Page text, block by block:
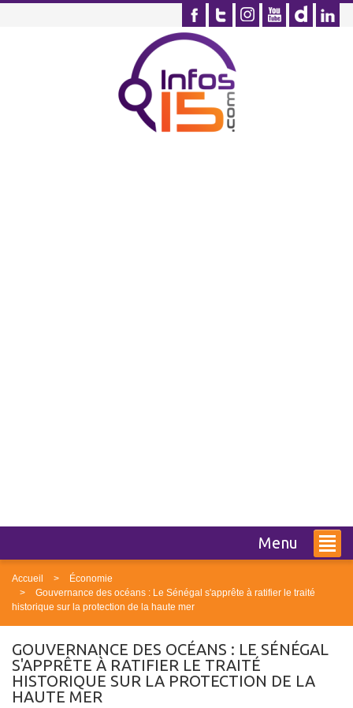
Menu
Accueil
Économie
Gouvernance des océans : Le Sénégal s'apprête à ratifier le traité
historique sur la protection de la haute mer
GOUVERNANCE DES OCÉANS : LE SÉNÉGAL
S'APPRÊTE À RATIFIER LE TRAITÉ
HISTORIQUE SUR LA PROTECTION DE LA
HAUTE MER